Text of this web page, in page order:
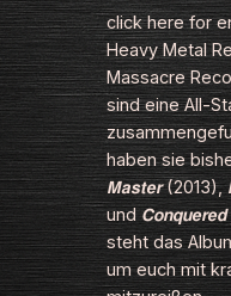
click here for
Heavy Metal
Massacre
sind eine All-
haben sie
𝙈𝙖𝙨𝙩𝙚𝙧 (2013),
und
steht das
um euch mit